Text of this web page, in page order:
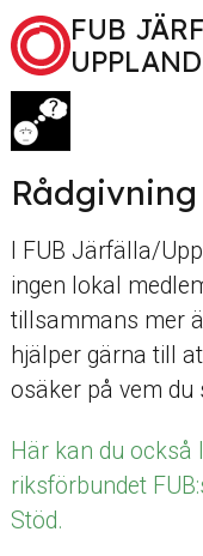
Hoppa till innehåll
FUB
Sök
Rådgivning
I FUB Järfälla/
ingen lokal
tillsammans mer
hjälper gärna till
osäker på vem du
Här kan du
riksförbundet
Stöd.